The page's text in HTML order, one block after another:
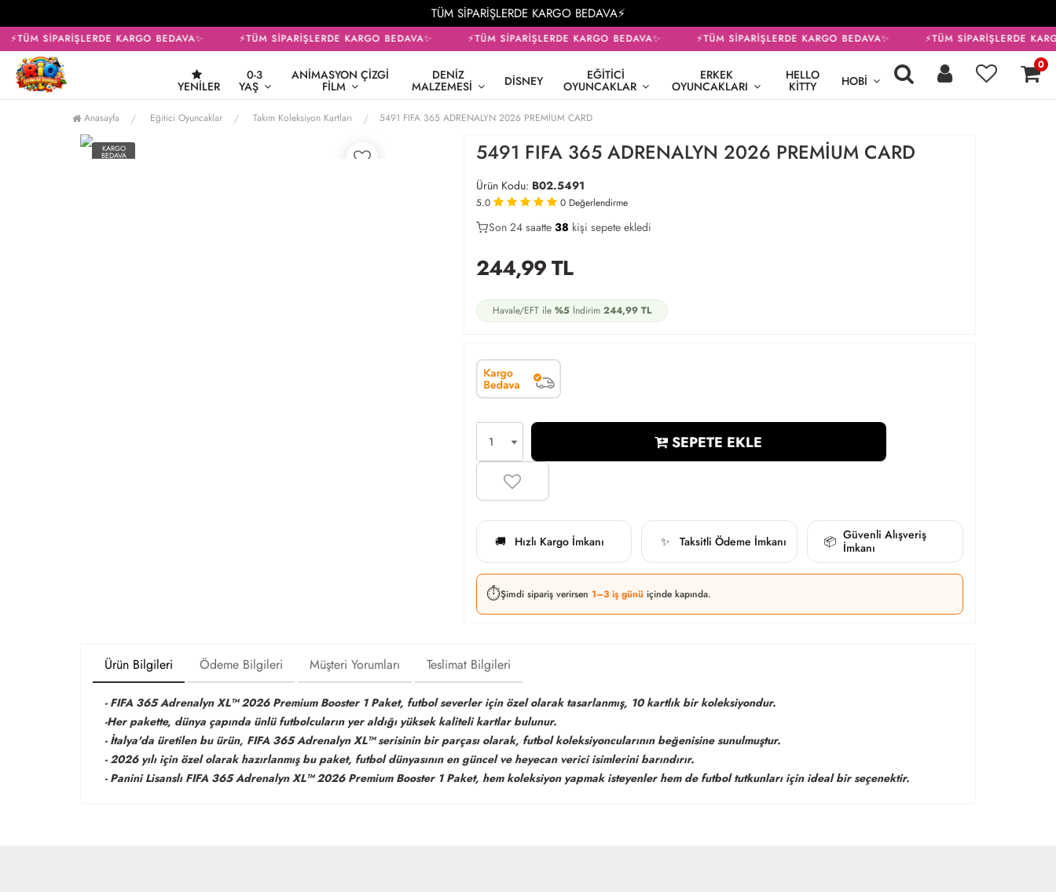
TÜM SİPARİŞLERDE KARGO BEDAVA⚡
⚡TÜM SİPARİŞLERDE KARGO BEDAVA✨ ⚡TÜM SİPARİŞLERDE KARGO BEDAVA✨ ⚡TÜM SİPARİŞLERDE KARGO BEDAVA✨ ⚡TÜM SİPARİŞLERDE KARGO BEDAVA✨ ⚡TÜM SİPARİŞLERDE
YENILER
0-3
YAŞ
ANIMASYON ÇIZGI
FILM
DENIZ
MALZEMESI DISNEY EĞITICI
OYUNCAKLAR
ERKEK
OYUNCAKLARI
HELLO
KITTY HOBI
0
Anasayfa Eğitici Oyuncaklar Takım Koleksiyon Kartları 5491 FIFA 365 ADRENALYN 2026 PREMİUM CARD
KARGO
BEDAVA 5491 FIFA 365 ADRENALYN 2026 PREMİUM CARD
Ürün Kodu: B02.5491
5.0 0 Değerlendirme
20
Son 24 saatte 38 kişi sepete ekledi
13
244,99TL
Havale/EFT ile %5İndirim 244,99TL
SEPETE EKLE
🚚 Hızlı Kargo İmkanı ✨ Taksitli Ödeme İmkanı 📦 Güvenli Alışveriş
İmkanı
⏱️Şimdi sipariş verirsen 1–3 iş günü içinde kapında.
Ürün Bilgileri Ödeme Bilgileri Müşteri Yorumları Teslimat Bilgileri
- FIFA 365 Adrenalyn XL™ 2026 Premium Booster 1 Paket, futbol severler için özel olarak tasarlanmış, 10 kartlık bir koleksiyondur.
-Her pakette, dünya çapında ünlü futbolcuların yer aldığı yüksek kaliteli kartlar bulunur.
- İtalya'da üretilen bu ürün, FIFA 365 Adrenalyn XL™ serisinin bir parçası olarak, futbol koleksiyoncularının beğenisine sunulmuştur.
- 2026 yılı için özel olarak hazırlanmış bu paket, futbol dünyasının en güncel ve heyecan verici isimlerini barındırır.
- Panini Lisanslı FIFA 365 Adrenalyn XL™ 2026 Premium Booster 1 Paket, hem koleksiyon yapmak isteyenler hem de futbol tutkunları için ideal bir seçenektir.